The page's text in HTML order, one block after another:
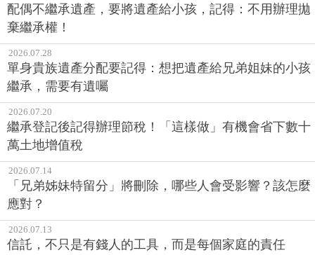
配偶不繼承遺產，要將遺產給小孩，記得：不用辦理拋
棄繼承權！
2026.07.28
單身貴族遺產分配要記得：想把遺產給兄弟姐妹的小孩
繼承，需要有遺囑
2026.07.20
繼承登記後記得辦理節稅！「這樣做」有機會省下數十
萬土地增值稅
2026.07.14
「兄弟姊妹特留分」將刪除，哪些人會受影響？該怎麼
應對？
2026.07.13
信託，不只是有錢人的工具，而是每個家庭的責任